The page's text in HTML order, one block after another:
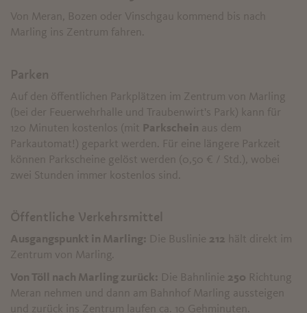
Von Meran, Bozen oder Vinschgau kommend bis nach
Marling ins Zentrum fahren.
Parken
Auf den öffentlichen Parkplätzen im Zentrum von Marling
(bei der Feuerwehrhalle und Traubenwirt's Park) kann für
120 Minuten kostenlos (mit Parkschein aus dem
Parkautomat!) geparkt werden. Für eine längere Parkzeit
können Parkscheine gelöst werden (0,50 € / Std.), wobei
zwei Stunden immer kostenlos sind.
Öffentliche Verkehrsmittel
Ausgangspunkt in Marling: Die Buslinie 212 hält direkt im
Zentrum von Marling.
Von Töll nach Marling zurück: Die Bahnlinie 250 Richtung
Meran nehmen und dann am Bahnhof Marling aussteigen
und zurück ins Zentrum laufen ca. 10 Gehminuten.